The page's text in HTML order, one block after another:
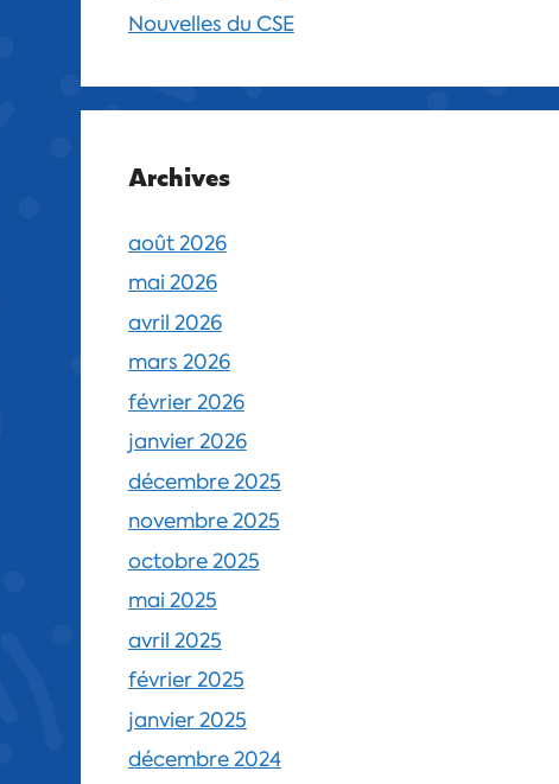
Nouvelles du CSE
Archives
août 2026
mai 2026
avril 2026
mars 2026
février 2026
janvier 2026
décembre 2025
novembre 2025
octobre 2025
mai 2025
avril 2025
février 2025
janvier 2025
décembre 2024